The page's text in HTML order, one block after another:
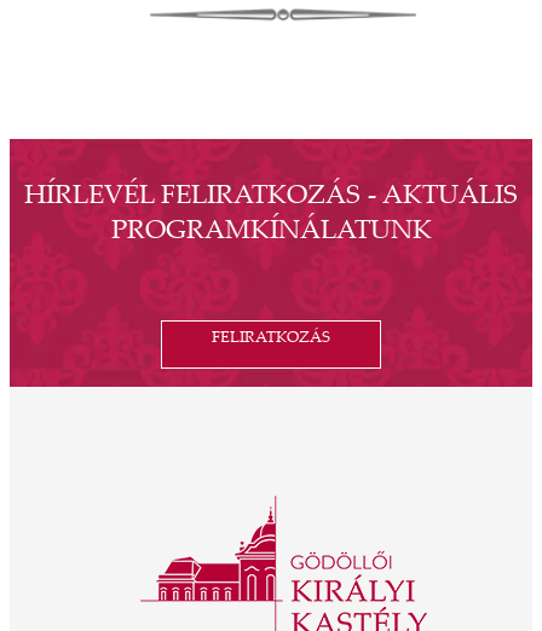
HÍRLEVÉL FELIRATKOZÁS - AKTUÁLIS
PROGRAMKÍNÁLATUNK
FELIRATKOZÁS